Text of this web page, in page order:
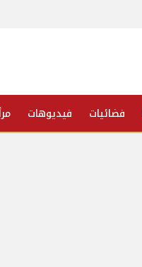
فضائيات فيديوهات